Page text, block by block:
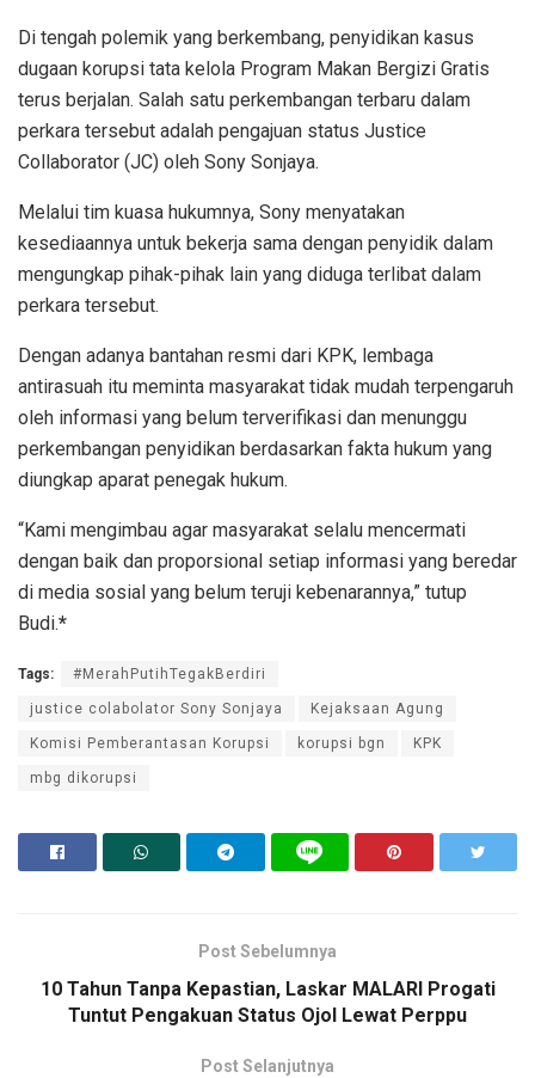
Di tengah polemik yang berkembang, penyidikan kasus
dugaan korupsi tata kelola Program Makan Bergizi Gratis
terus berjalan. Salah satu perkembangan terbaru dalam
perkara tersebut adalah pengajuan status Justice
Collaborator (JC) oleh Sony Sonjaya.
Melalui tim kuasa hukumnya, Sony menyatakan
kesediaannya untuk bekerja sama dengan penyidik dalam
mengungkap pihak-pihak lain yang diduga terlibat dalam
perkara tersebut.
Dengan adanya bantahan resmi dari KPK, lembaga
antirasuah itu meminta masyarakat tidak mudah terpengaruh
oleh informasi yang belum terverifikasi dan menunggu
perkembangan penyidikan berdasarkan fakta hukum yang
diungkap aparat penegak hukum.
“Kami mengimbau agar masyarakat selalu mencermati
dengan baik dan proporsional setiap informasi yang beredar
di media sosial yang belum teruji kebenarannya,” tutup
Budi.*
Tags: #MerahPutihTegakBerdiri
justice colabolator Sony Sonjaya Kejaksaan Agung
Komisi Pemberantasan Korupsi korupsi bgn KPK
mbg dikorupsi
Post Sebelumnya
10 Tahun Tanpa Kepastian, Laskar MALARI Progati
Tuntut Pengakuan Status Ojol Lewat Perppu
Post Selanjutnya